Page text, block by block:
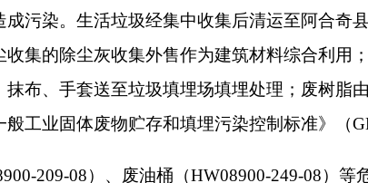
总量控制要求，确保各类污染物排放总量控制在核定的
确职责和制度，加强生态环境管理，推进各项生态环境
工、同时投产使用的环境保护“三同时”制度，并按规定
的生态环境主管部门重新审批。自环评批复文件批准之